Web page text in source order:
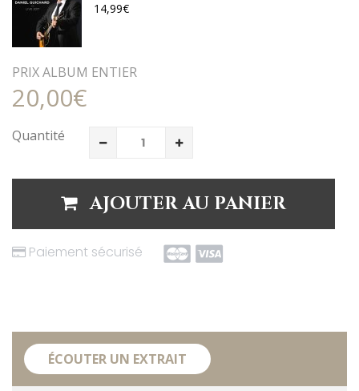
14,99€
PRIX ALBUM ENTIER
20,00€
Quantité
AJOUTER AU PANIER
Paiement sécurisé
ÉCOUTER UN EXTRAIT